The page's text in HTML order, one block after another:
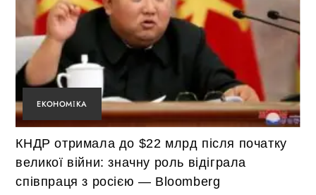
ЕКОНОМІКА
КНДР отримала до $22 млрд після початку
великої війни: значну роль відіграла
співпраця з росією — Bloomberg